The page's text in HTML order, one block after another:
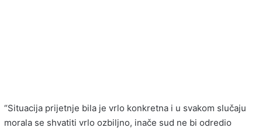
“Situacija prijetnje bila je vrlo konkretna i u svakom slučaju
morala se shvatiti vrlo ozbiljno, inače sud ne bi odredio